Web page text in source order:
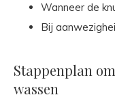
Wanneer de
Bij
Stappenplan
wassen